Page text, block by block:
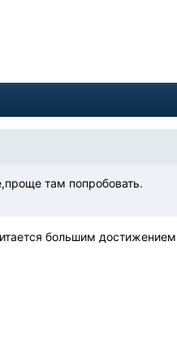
там попробовать.
большим